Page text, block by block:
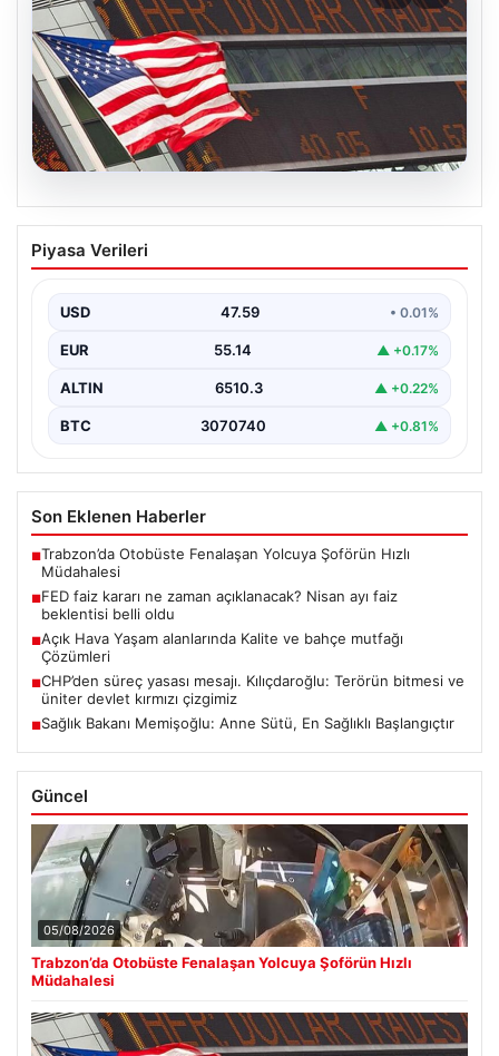
05.08.2026
FED faiz kararı ne zaman açıklanacak?
Nisan ayı faiz beklentisi belli oldu
Piyasa Verileri
USD 47.59 • 0.01%
EUR 55.14 ▲ +0.17%
ALTIN 6510.3 ▲ +0.22%
BTC 3070740 ▲ +0.81%
Son Eklenen Haberler
■Trabzon’da Otobüste Fenalaşan Yolcuya Şoförün Hızlı
Müdahalesi
■FED faiz kararı ne zaman açıklanacak? Nisan ayı faiz
beklentisi belli oldu
■Açık Hava Yaşam alanlarında Kalite ve bahçe mutfağı
Çözümleri
■CHP’den süreç yasası mesajı. Kılıçdaroğlu: Terörün bitmesi ve
üniter devlet kırmızı çizgimiz
■Sağlık Bakanı Memişoğlu: Anne Sütü, En Sağlıklı Başlangıçtır
Güncel
05/08/2026
Trabzon’da Otobüste Fenalaşan Yolcuya Şoförün Hızlı
Müdahalesi